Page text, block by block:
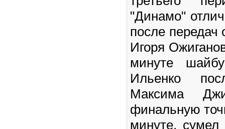
"Динамо"
после
Игоря
минуте
Ильенко
Максима
финальную
минуте, сумел